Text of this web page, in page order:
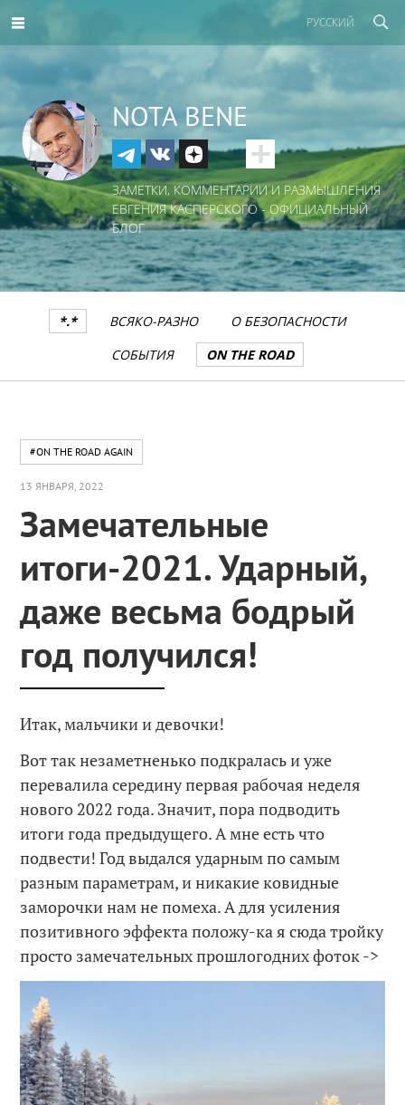
РУССКИЙ
NOTA BENE
ЗАМЕТКИ, КОММЕНТАРИИ И РАЗМЫШЛЕНИЯ
ЕВГЕНИЯ КАСПЕРСКОГО - ОФИЦИАЛЬНЫЙ
БЛОГ
*.* ВСЯКО-РАЗНО
О БЕЗОПАСНОСТИ
СОБЫТИЯ
ON THE ROAD
#ON THE ROAD AGAIN
13 ЯНВАРЯ, 2022
Замечательные
итоги-2021. Ударный,
даже весьма бодрый
год получился!
Итак, мальчики и девочки!
Вот так незаметненько подкралась и уже
перевалила середину первая рабочая неделя
нового 2022 года. Значит, пора подводить
итоги года предыдущего. А мне есть что
подвести! Год выдался ударным по самым
разным параметрам, и никакие ковидные
заморочки нам не помеха. А для усиления
позитивного эффекта положу-ка я сюда тройку
просто замечательных прошлогодних фоток ->